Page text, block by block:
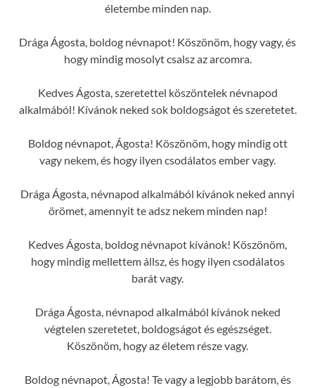
életembe minden nap.
Drága Ágosta, boldog névnapot! Köszönöm, hogy vagy, és
hogy mindig mosolyt csalsz az arcomra.
Kedves Ágosta, szeretettel köszöntelek névnapod
alkalmából! Kívánok neked sok boldogságot és szeretetet.
Boldog névnapot, Ágosta! Köszönöm, hogy mindig ott
vagy nekem, és hogy ilyen csodálatos ember vagy.
Drága Ágosta, névnapod alkalmából kívánok neked annyi
örömet, amennyit te adsz nekem minden nap!
Kedves Ágosta, boldog névnapot kívánok! Köszönöm,
hogy mindig mellettem állsz, és hogy ilyen csodálatos
barát vagy.
Drága Ágosta, névnapod alkalmából kívánok neked
végtelen szeretetet, boldogságot és egészséget.
Köszönöm, hogy az életem része vagy.
Boldog névnapot, Ágosta! Te vagy a legjobb barátom, és